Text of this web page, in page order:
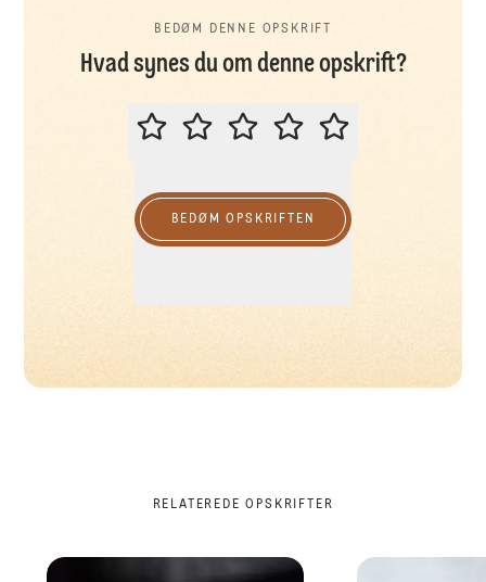
BEDØM DENNE OPSKRIFT
Hvad synes du om denne opskrift?
BEDØM DENNE OPSKRIFT
BEDØM OPSKRIFTEN
RELATEREDE OPSKRIFTER